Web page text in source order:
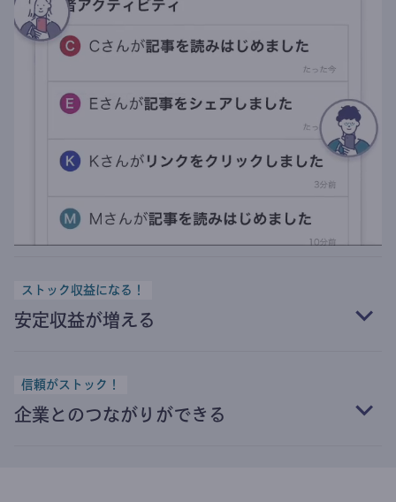
ストック収益になる！
安定収益が増える
信頼がストック！
企業とのつながりができる